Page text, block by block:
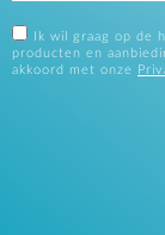
Ik wil graag op de
producten en
akkoord met onze